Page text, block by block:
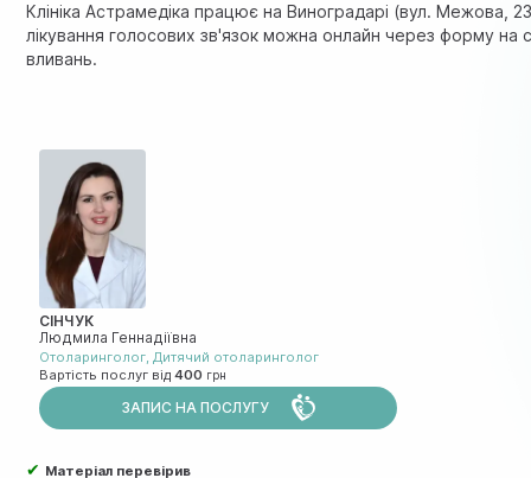
Клініка Астрамедіка працює на Виноградарі (вул. Межова,
лікування голосових зв'язок можна онлайн через форму
вливань.
СІНЧУК
Людмила Геннадіївна
Отоларинголог,Дитячий отоларинголог
Вартість послуг від400
ЗАПИС НА ПОСЛУГУ
✔ Матеріал перевірив